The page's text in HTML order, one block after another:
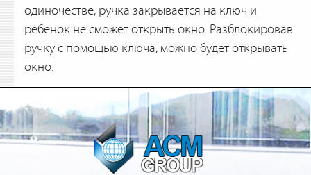
одиночестве, ручка закрывается на ключ и
ребенок не сможет открыть окно. Разблокировав
ручку с помощью ключа, можно будет открывать
окно.